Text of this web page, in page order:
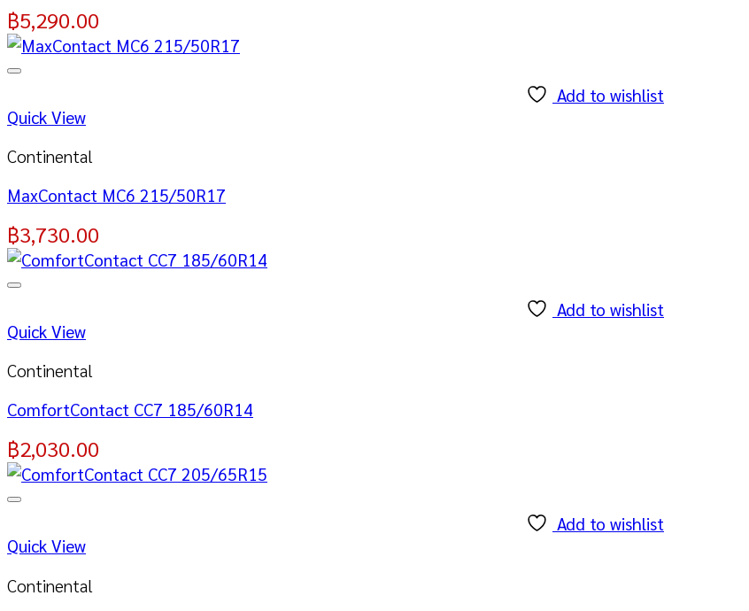
฿5,290.00
Add to wishlist
Quick View
Continental
MaxContact MC6 215/50R17
฿3,730.00
Add to wishlist
Quick View
Continental
ComfortContact CC7 185/60R14
฿2,030.00
Add to wishlist
Quick View
Continental